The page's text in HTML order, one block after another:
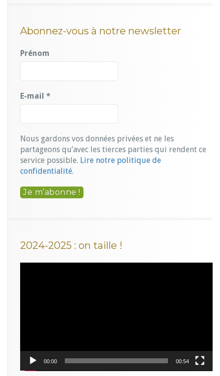
Abonnez-vous à notre newsletter
Prénom
E-mail *
Nous gardons vos données privées et ne les
partageons qu’avec les tierces parties qui rendent ce
service possible. Lire notre politique de
confidentialité.
2024-2025 : on taille !
00:00 00:54